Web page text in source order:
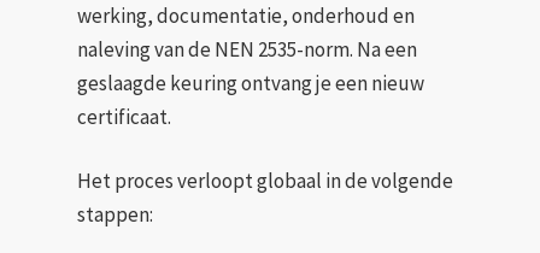
werking, documentatie, onderhoud en
naleving van de NEN 2535-norm. Na een
geslaagde keuring ontvang je een nieuw
certificaat.
Het proces verloopt globaal in de volgende
stappen: